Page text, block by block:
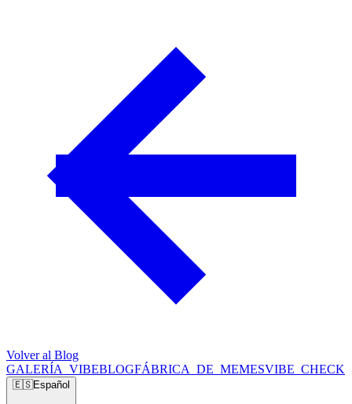
Volver al Blog
GALERÍA_VIBEBLOGFÁBRICA_DE_MEMESVIBE_CHECK
🇪🇸Español